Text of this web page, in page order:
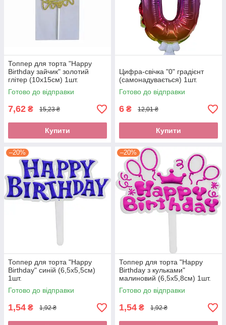
Топпер для торта "Happy
Birthday зайчик" золотий
глітер (10х15см) 1шт.
Готово до відправки
7,62 ₴ 15,23 ₴
Купити
Цифра-свічка "0" градієнт
(самонадувається) 1шт.
Готово до відправки
6 ₴ 12,01 ₴
Купити
–20%
Топпер для торта "Happy
Birthday" синій (6,5х5,5см)
1шт.
Готово до відправки
1,54 ₴ 1,92 ₴
–20%
Топпер для торта "Happy
Birthday з кульками"
малиновий (6,5х5,8см) 1шт.
Готово до відправки
1,54 ₴ 1,92 ₴